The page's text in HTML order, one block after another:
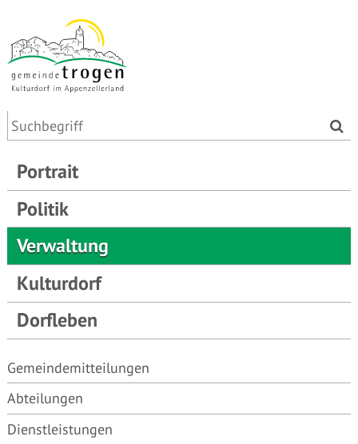
Portrait
Politik
Verwaltung
Kulturdorf
Dorfleben
Gemeindemitteilungen
Abteilungen
Dienstleistungen